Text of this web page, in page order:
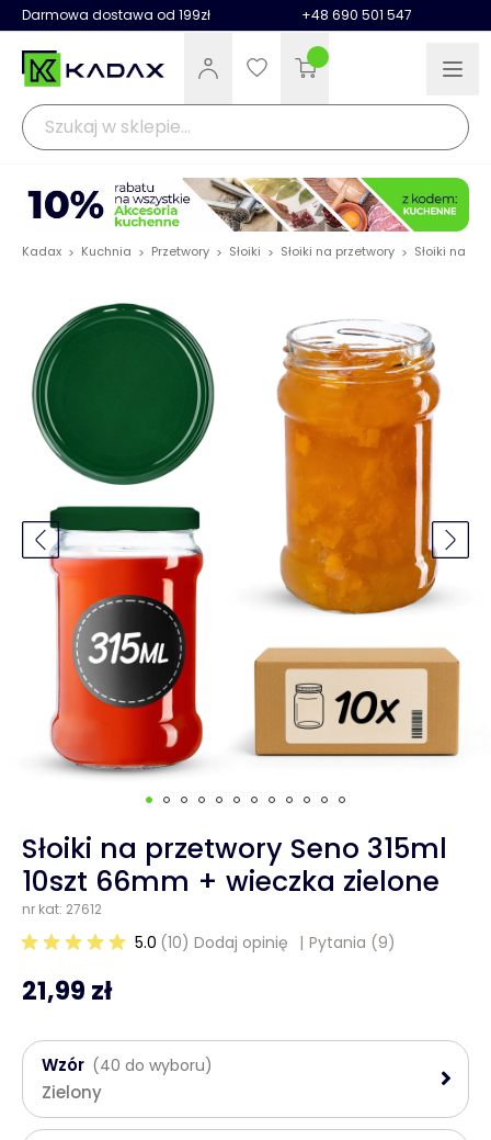
Darmowa dostawa od 199zł +48 690 501 547
Kadax > Kuchnia > Przetwory > Słoiki > Słoiki na przetwory > Słoiki na
Słoiki na przetwory Seno 315ml
10szt 66mm + wieczka zielone
nr kat: 27612
5.0 (10) Dodaj opinię Pytania (9)
21,99 zł
Wzór (40 do wyboru)
Zielony